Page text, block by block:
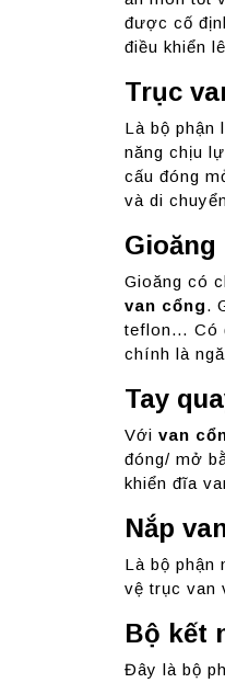
được cố
điều khiển
Trục
Là bộ phận
năng chịu
cấu đóng
và di
Gioăng có
van cổng.
teflon… Có
chính là
Tay
Với van
đóng/ mở
khiển đĩa
Nắp
Là bộ phận
vệ trục van
Bộ kết
Đây là bộ